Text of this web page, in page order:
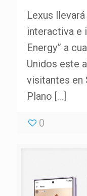
Lexus
interactiva e
Energy” a
Unidos este
visitantes en
Plano […]
0